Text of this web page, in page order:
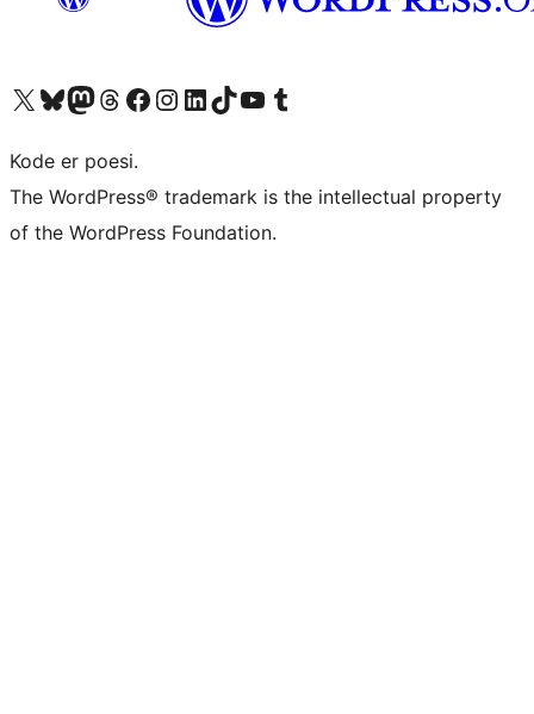
Besøk vår konto på X Visit our Bluesky account
Besøk vår Mastodon-konto
Visit our Threads account
Besøk vår Facebook-sideBesøk vår Instagram-konto
Besøk vår LinkedIn-konto
Visit our TikTok account
Visit our YouTube channel
Visit our Tumblr account
Kode er poesi.
The WordPress® trademark is the intellectual property
of the WordPress Foundation.